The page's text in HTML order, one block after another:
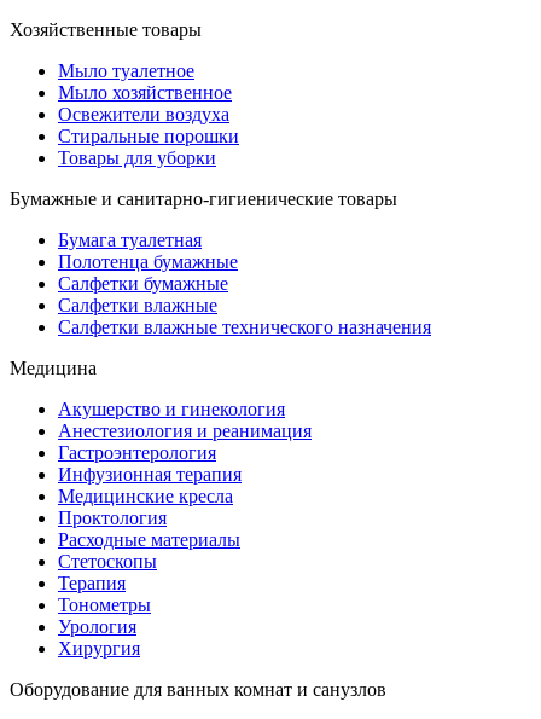
Хозяйственные товары
Мыло туалетное
Мыло хозяйственное
Освежители воздуха
Стиральные порошки
Товары для уборки
Бумажные и санитарно-гигиенические товары
Бумага туалетная
Полотенца бумажные
Салфетки бумажные
Салфетки влажные
Салфетки влажные технического назначения
Медицина
Акушерство и гинекология
Анестезиология и реанимация
Гастроэнтерология
Инфузионная терапия
Медицинские кресла
Проктология
Расходные материалы
Стетоскопы
Терапия
Тонометры
Урология
Хирургия
Оборудование для ванных комнат и санузлов